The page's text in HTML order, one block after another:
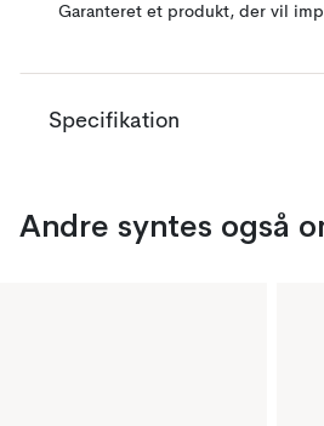
Garanteret et produkt, der vil
Specifikation
Andre syntes også